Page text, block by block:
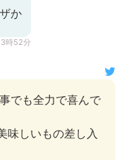
か
時52分
でも全力で喜んで
味しいもの差し入